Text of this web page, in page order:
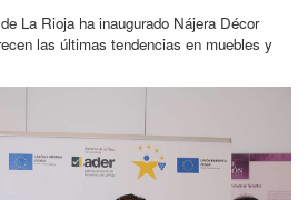
La Rioja ha inaugurado Nájera Décor
las últimas tendencias en muebles y